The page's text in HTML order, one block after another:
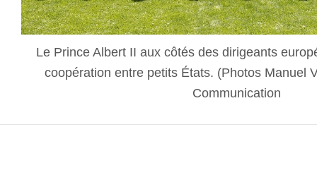
Le Prince Albert II aux côtés des dirigeants
coopération entre petits États. (Photos Manuel
Communication